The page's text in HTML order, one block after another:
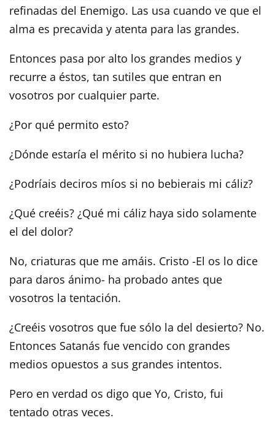
refinadas del Enemigo. Las usa cuando ve que el
alma es precavida y atenta para las grandes.
Entonces pasa por alto los grandes medios y
recurre a éstos, tan sutiles que entran en
vosotros por cualquier parte.
¿Por qué permito esto?
¿Dónde estaría el mérito si no hubiera lucha?
¿Podríais deciros míos si no bebierais mi cáliz?
¿Qué creéis? ¿Qué mi cáliz haya sido solamente
el del dolor?
No, criaturas que me amáis. Cristo -El os lo dice
para daros ánimo- ha probado antes que
vosotros la tentación.
¿Creéis vosotros que fue sólo la del desierto? No.
Entonces Satanás fue vencido con grandes
medios opuestos a sus grandes intentos.
Pero en verdad os digo que Yo, Cristo, fui
tentado otras veces.